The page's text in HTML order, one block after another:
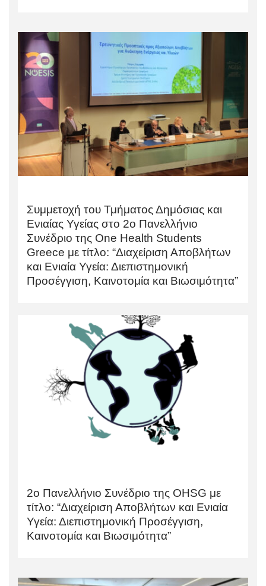
Συμμετοχή του Τμήματος Δημόσιας και
Ενιαίας Υγείας στο 2ο Πανελλήνιο
Συνέδριο της One Health Students
Greece με τίτλο: “Διαχείριση Αποβλήτων
και Ενιαία Υγεία: Διεπιστημονική
Προσέγγιση, Καινοτομία και Βιωσιμότητα”
2ο Πανελλήνιο Συνέδριο της OHSG με
τίτλο: “Διαχείριση Αποβλήτων και Ενιαία
Υγεία: Διεπιστημονική Προσέγγιση,
Καινοτομία και Βιωσιμότητα”